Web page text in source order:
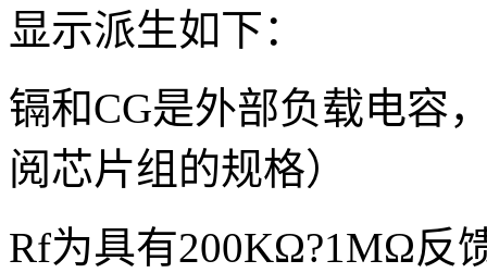
显示派生如下：
镉和CG是外部负载电容
阅芯片组的规格）
Rf为具有200KΩ?1MΩ反